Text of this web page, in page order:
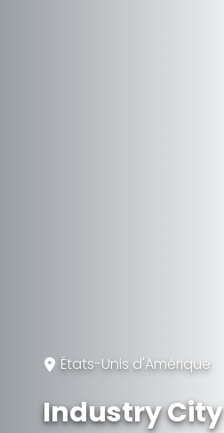
États-Unis d'Amérique
Industry City